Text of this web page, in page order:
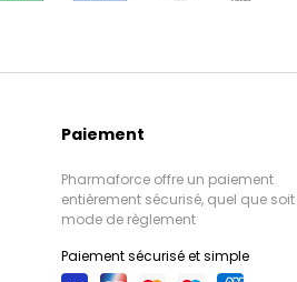
Paiement
Pharmaforce offre un paiement
entièrement sécurisé, quel que soit
mode de règlement
Paiement sécurisé et simple